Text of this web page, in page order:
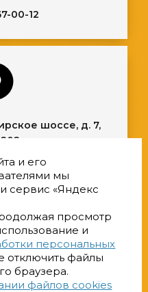
00-12
шоссе, д. 7,
css.ru
и его
мы
сервис «Яндекс
просмотр
и
персональных
отключить файлы
браузера.
файлов cookies